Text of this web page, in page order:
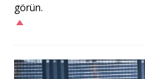
görün.